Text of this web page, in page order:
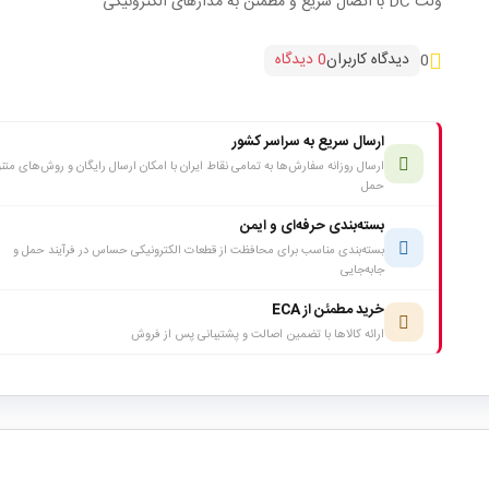
0 دیدگاه کاربران0 دیدگاه
ارسال سریع به سراسر کشور
ارسال روزانه سفارش‌ها به تمامی نقاط ایران با امکان ارسال رایگان و روش‌های
حمل
بسته‌بندی حرفه‌ای و ایمن
بسته‌بندی مناسب برای محافظت از قطعات الکترونیکی حساس در فرآیند حمل و
جابه‌جایی
خرید مطمئن از ECA
ارائه کالاها با تضمین اصالت و پشتیبانی پس از فروش